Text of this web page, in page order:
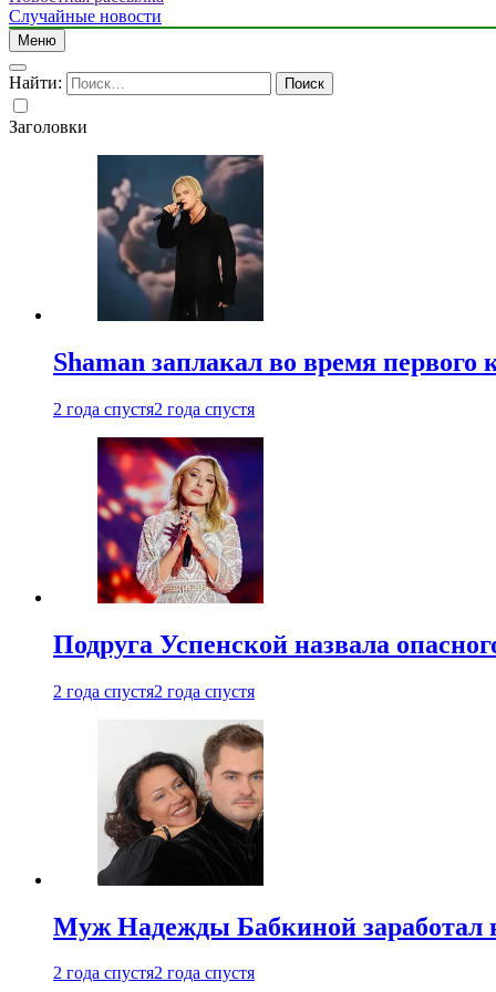
Случайные новости
Меню
Найти:
Заголовки
Shaman заплакал во время первого
2 года спустя2 года спустя
Подруга Успенской назвала
2 года спустя2 года спустя
Муж Надежды Бабкиной заработал
2 года спустя2 года спустя